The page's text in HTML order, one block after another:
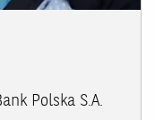
Polska S.A.